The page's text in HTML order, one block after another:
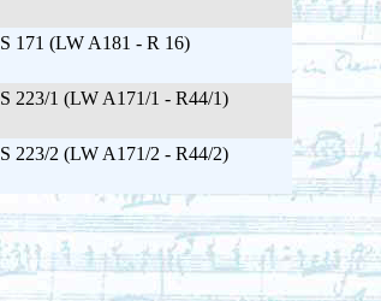
S 171 (LW A181 - R 16)
S 223/1 (LW A171/1 - R44/1)
S 223/2 (LW A171/2 - R44/2)